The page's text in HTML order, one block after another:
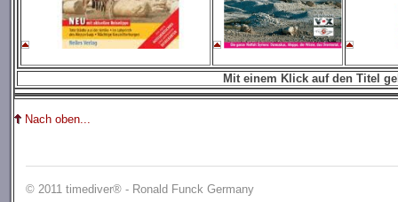
Mit einem Klick auf den Titel
Nach oben...
© 2011 timediver® - Ronald Funck Germany